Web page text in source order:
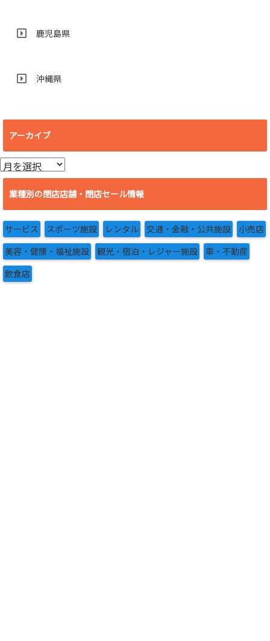
鹿児島県
沖縄県
アーカイブ
ア
ー
イ
ブ
業種別の閉店店舗・閉店セール情報
サービス スポーツ施設 レンタル 交通・金融・公共施設 小売店
美容・健康・福祉施設 観光・宿泊・レジャー施設 車・不動産
飲食店